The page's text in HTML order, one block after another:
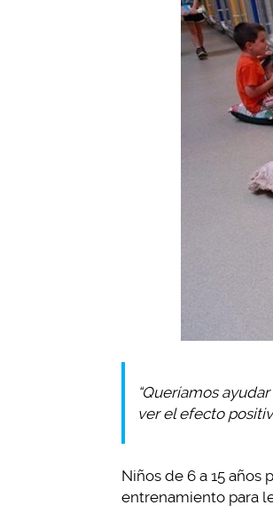
“Queríamos
ver el efecto
Niños de 6 a 15
entrenamiento para